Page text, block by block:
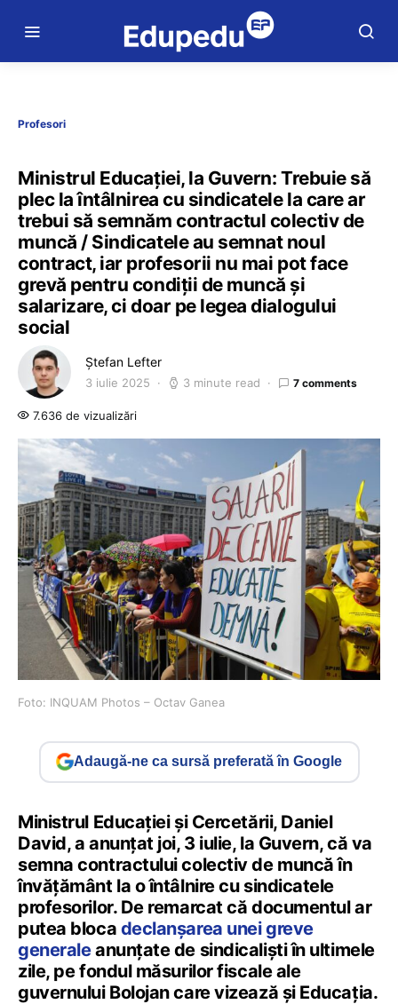
Profesori
Ministrul Educației, la Guvern: Trebuie să
plec la întâlnirea cu sindicatele la care ar
trebui să semnăm contractul colectiv de
muncă / Sindicatele au semnat noul
contract, iar profesorii nu mai pot face
grevă pentru condiții de muncă și
salarizare, ci doar pe legea dialogului
social
Ștefan Lefter
3 iulie 2025 3 minute read 7 comments
7.636 de vizualizări
Foto: INQUAM Photos – Octav Ganea
Adaugă-ne ca sursă preferată în Google
Ministrul Educației și Cercetării, Daniel
David, a anunțat joi, 3 iulie, la Guvern, că va
semna contractului colectiv de muncă în
învățământ la o întâlnire cu sindicatele
profesorilor. De remarcat că documentul ar
putea bloca declanșarea unei greve
generaleanunțate de sindicaliști în ultimele
zile, pe fondul măsurilor fiscale ale
guvernului Bolojan care vizează și Educația.